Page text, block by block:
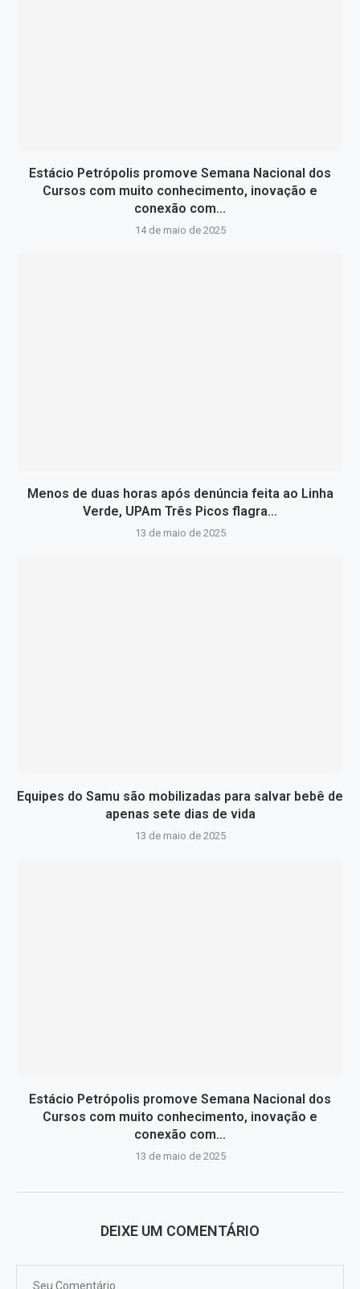
Estácio Petrópolis promove Semana Nacional dos
Cursos com muito conhecimento, inovação e
conexão com...
14 de maio de 2025
Menos de duas horas após denúncia feita ao Linha
Verde, UPAm Três Picos flagra...
13 de maio de 2025
Equipes do Samu são mobilizadas para salvar bebê de
apenas sete dias de vida
13 de maio de 2025
Estácio Petrópolis promove Semana Nacional dos
Cursos com muito conhecimento, inovação e
conexão com...
13 de maio de 2025
DEIXE UM COMENTÁRIO